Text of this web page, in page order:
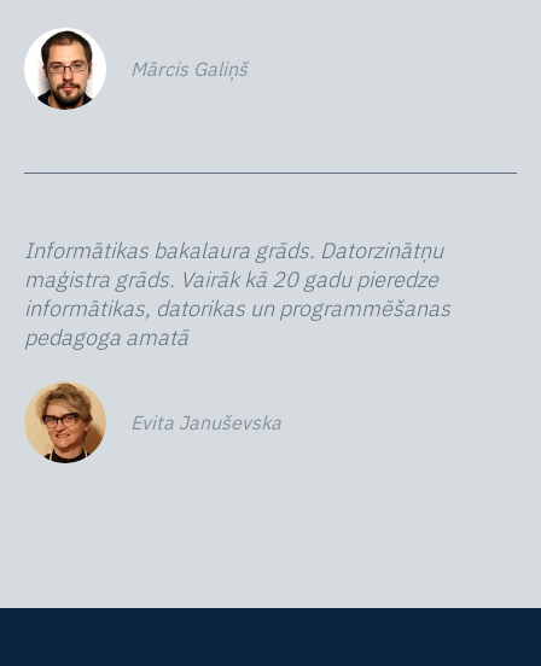
Mārcis Galiņš
Informātikas bakalaura grāds. Datorzinātņu
maģistra grāds. Vairāk kā 20 gadu pieredze
informātikas, datorikas un programmēšanas
pedagoga amatā
Evita Januševska